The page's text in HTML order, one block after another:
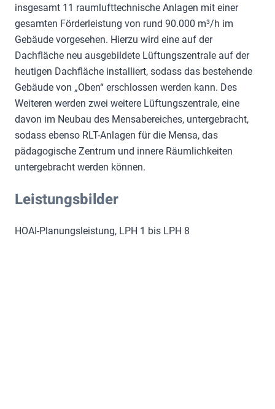
insgesamt 11 raumlufttechnische Anlagen mit einer
gesamten Förderleistung von rund 90.000 m³/h im
Gebäude vorgesehen. Hierzu wird eine auf der
Dachfläche neu ausgebildete Lüftungszentrale auf der
heutigen Dachfläche installiert, sodass das bestehende
Gebäude von „Oben“ erschlossen werden kann. Des
Weiteren werden zwei weitere Lüftungszentrale, eine
davon im Neubau des Mensabereiches, untergebracht,
sodass ebenso RLT-Anlagen für die Mensa, das
pädagogische Zentrum und innere Räumlichkeiten
untergebracht werden können.
Leistungsbilder
HOAI-Planungsleistung, LPH 1 bis LPH 8